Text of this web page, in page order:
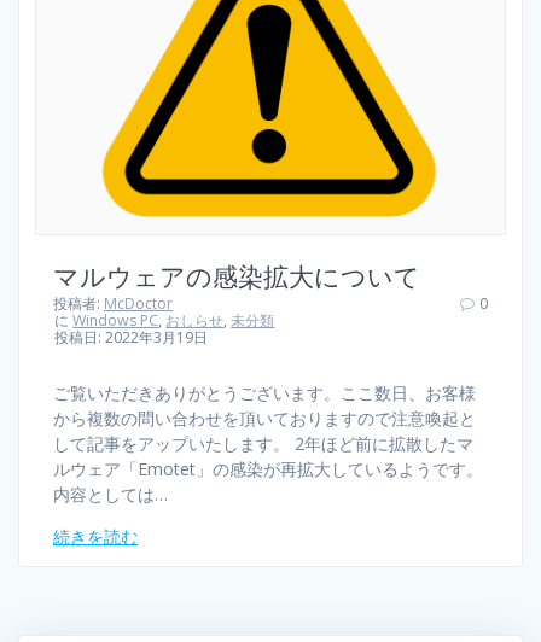
マルウェアの感染拡大について
投稿者: McDoctor
にWindows PC, おしらせ,未分類
投稿日: 2022年3月19日
0
ご覧いただきありがとうございます。ここ数日、お客様
から複数の問い合わせを頂いておりますので注意喚起と
して記事をアップいたします。 2年ほど前に拡散したマ
ルウェア「Emotet」の感染が再拡大しているようです。
内容としては…
続きを読む